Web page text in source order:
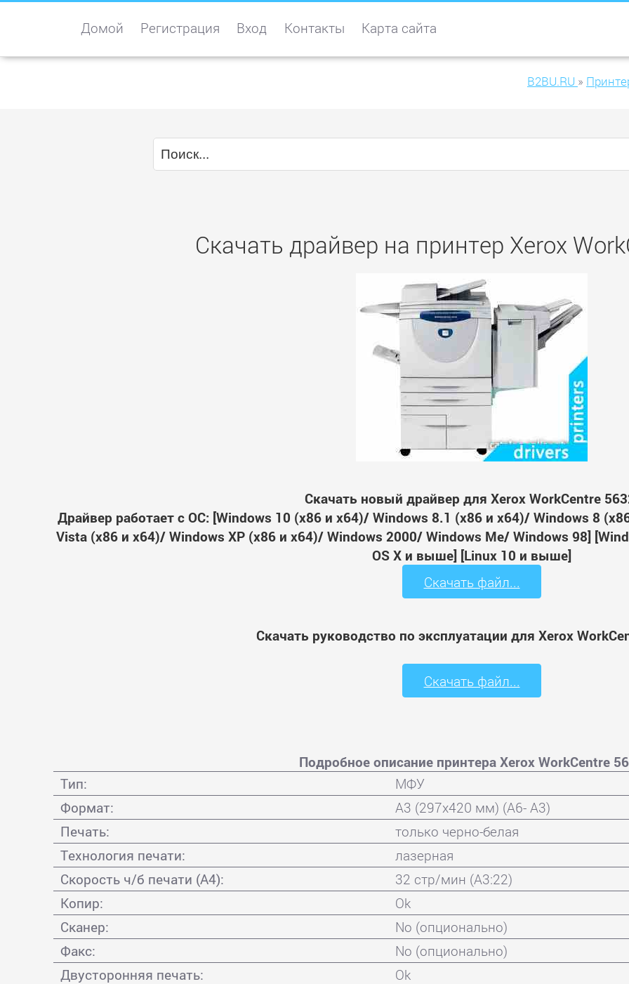
Домой Регистрация Вход Контакты Карта сайта
B2BU.RU »
Скачать драйвер на принтер Xerox
Скачать новый драйвер для Xerox WorkCentre
Драйвер работает с ОС: [Windows 10 (x86 и x64)/ Windows 8.1 (x86 и x64)/ Windows 8
Vista (x86 и x64)/ Windows XP (x86 и x64)/ Windows 2000/ Windows Me/ Windows 98]
OS X и выше] [Linux 10 и выше]
Скачать файл...
Скачать руководство по эксплуатации для Xerox
Скачать файл...
Подробное описание принтера Xerox WorkCentre
Тип:
МФУ
Формат:
A3 (297x420 мм) (A6- A3)
Печать:
только черно-белая
Технология печати:
лазерная
Скорость ч/б печати (А4):
32 стр/мин (A3:22)
Копир:
Ok
Сканер:
No (опционально)
Факс:
No (опционально)
Двусторонняя печать:
Ok